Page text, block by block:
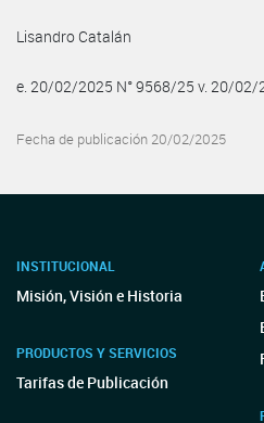
Lisandro Catalán
e. 20/02/2025 N° 9568/25 v. 20/02/
Fecha de publicación 20/02/2025
INSTITUCIONAL
Misión, Visión e Historia
PRODUCTOS Y SERVICIOS
Tarifas de Publicación